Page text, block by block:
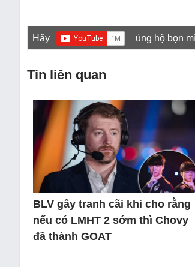
Hãy ủng hộ bọn
Tin liên quan
BLV gây tranh cãi khi cho rằng
nếu có LMHT 2 sớm thì Chovy
đã thành GOAT